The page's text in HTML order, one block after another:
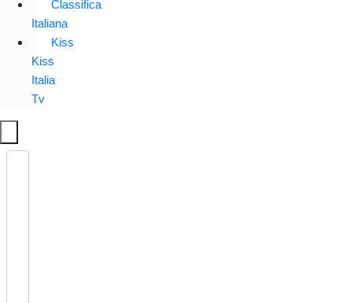
Classifica
Italiana
Kiss
Kiss
Italia
Tv